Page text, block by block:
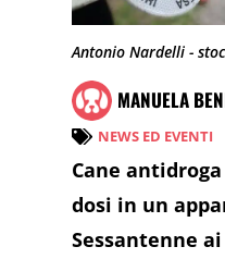
Antonio Nardelli -
MANUELA
NEWS ED EVENTI
Cane
dosi in un
Sessantenne